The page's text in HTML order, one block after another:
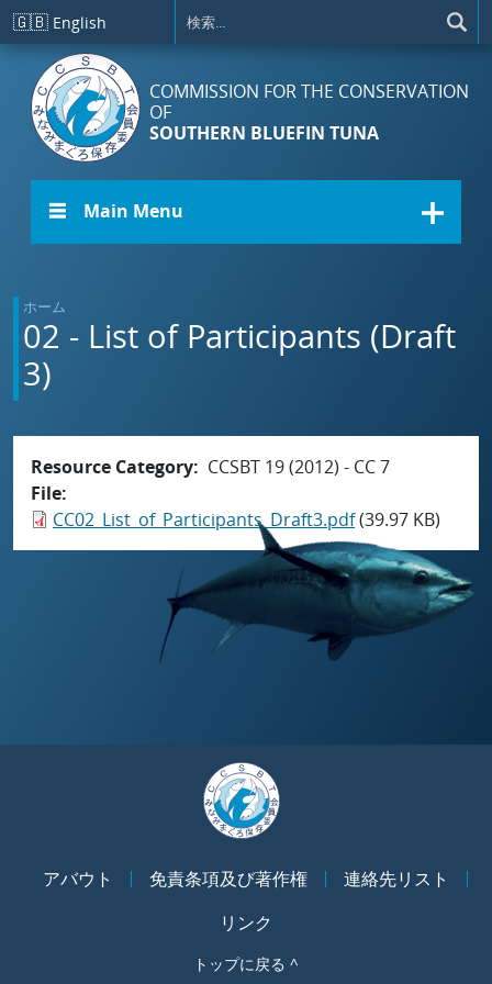
メインコンテンツに移動
🇬🇧 English
COMMISSION FOR THE CONSERVATION
OF
SOUTHERN BLUEFIN TUNA
☰ Main Menu
ホーム
02 - List of Participants (Draft
3)
Resource Category
CCSBT 19 (2012) - CC 7
File
CC02_List_of_Participants_Draft3.pdf(39.97 KB)
アバウト 免責条項及び著作権
連絡先リスト
リンク
トップに戻る ^